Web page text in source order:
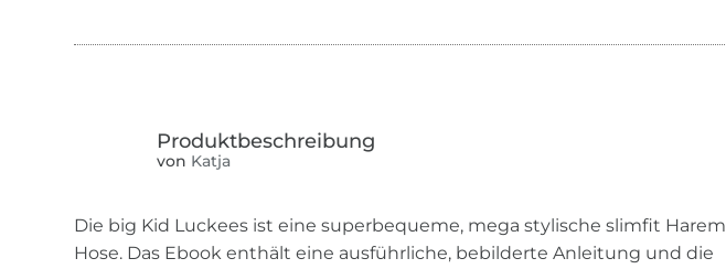
von Katja
Die big Kid Luckees ist eine superbequeme, mega stylische slimfit Harem
Hose. Das Ebook enthält eine ausführliche, bebilderte Anleitung und die